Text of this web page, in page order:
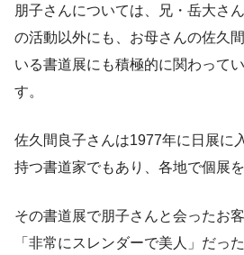
朋子さんについては、兄・岳大さ
の活動以外にも、お母さんの佐久
いる書道展にも積極的に関わって
す。
佐久間良子さんは1977年に日展に
持つ書道家でもあり、各地で個展
その書道展で朋子さんと会ったお
「非常にスレンダーで美人」だっ